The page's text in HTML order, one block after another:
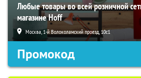
Любые товары во всей розничной
магазине Hoff
Москва, 1-й Волоколамский проезд, 10с1
Промокод